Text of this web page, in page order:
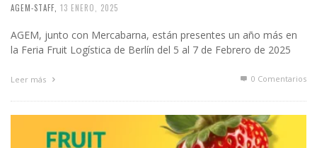
AGEM-STAFF 13 ENERO, 2025
AGEM, junto con Mercabarna, están presentes un año más en
la Feria Fruit Logística de Berlín del 5 al 7 de Febrero de 2025
Leer más 0 Comentarios